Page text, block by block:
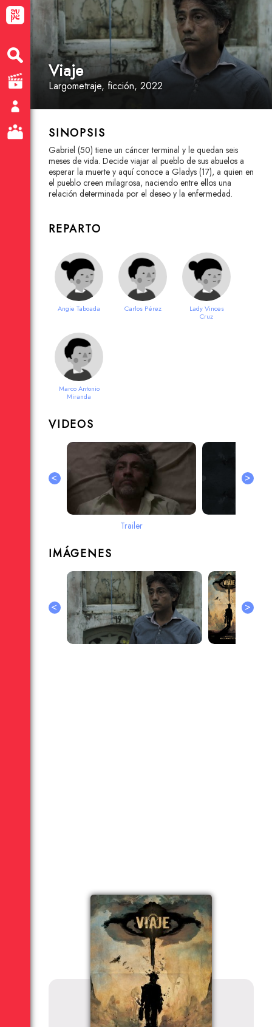
Viaje
Largometraje, ficción, 2022
SINOPSIS
Gabriel (50) tiene un cáncer terminal y le quedan seis
meses de vida. Decide viajar al pueblo de sus abuelos a
esperar la muerte y aquí conoce a Gladys (17), a quien en
el pueblo creen milagrosa, naciendo entre ellos una
relación determinada por el deseo y la enfermedad.
REPARTO
Angie Taboada Carlos Pérez
Lady Vinces
Cruz
Marco Antonio
Miranda
VIDEOS
<
Trailer
>
IMÁGENES
< >